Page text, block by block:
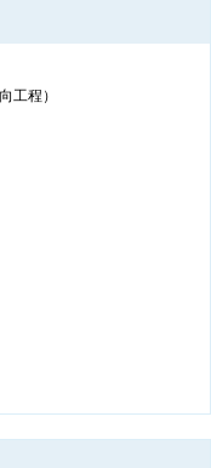
工程）